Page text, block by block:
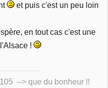
et puis c'est un peu loin
en tout cas c'est une
!
--> que du bonheur !!